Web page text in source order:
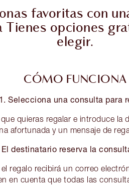
favoritas con
Tienes opciones
elegir.
CÓMO FUNCIONA
1. Selecciona una consulta para
que quieras regalar e introduce la
afortunada y un mensaje de
El destinatario reserva la
regalo recibirá un correo
en cuenta que todas las